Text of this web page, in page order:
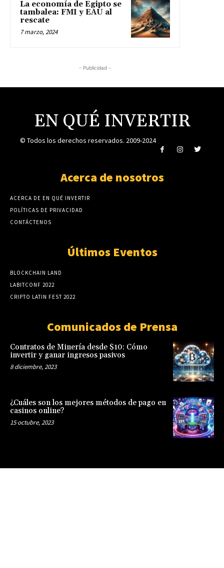
La economía de Egipto se
tambalea: FMI y EAU al
rescate
7 marzo, 2024
- Publicidad -
EN QUÉ INVERTIR
© Todos los derechos reservados. 2009-2024
Acerca de nosotros
ACERCA DE EN QUÉ INVERTIR
POLÍTICAS DE PRIVACIDAD
CONTÁCTENOS
Últimos Eventos
BLOCKCHAIN LAND
LABITCONF 2022
CRIPTO LATIN FEST 2022
Comunicados de Prensa
Contratos de Minería desde $10: Cómo
invertir y ganar ingresos pasivos
8 diciembre, 2023
¿Cuáles son los mejores métodos de pago en
casinos online?
15 octubre, 2023